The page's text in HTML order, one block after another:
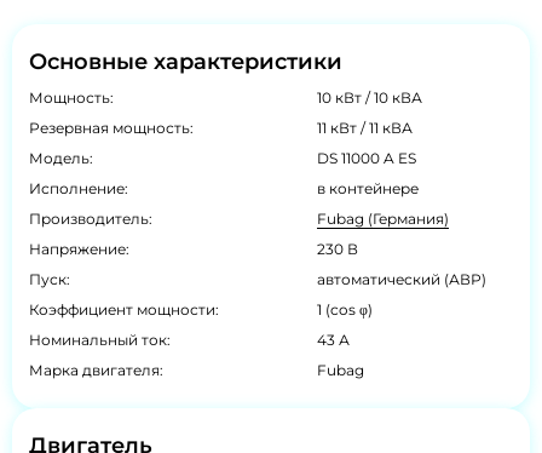
Основные характеристики
Мощность:
10 кВт / 10 кВА
Резервная мощность:
11 кВт / 11 кВА
Модель:
DS 11000 A ES
Исполнение:
в контейнере
Производитель:
Fubag (Германия)
Напряжение:
230 В
Пуск:
автоматический (АВР)
Коэффициент мощности:
1 (cos φ)
Номинальный ток:
43 А
Марка двигателя:
Fubag
Двигатель